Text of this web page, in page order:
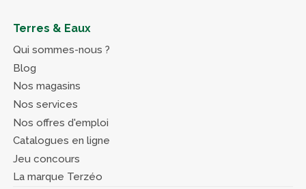
Terres & Eaux
Qui sommes-nous ?
Blog
Nos magasins
Nos services
Nos offres d'emploi
Catalogues en ligne
Jeu concours
La marque Terzéo